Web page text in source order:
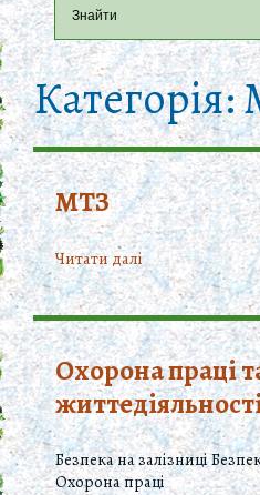
Категорія:
МТЗ
Читати далi
Охорона праці
Безпека на залізниці
Охорона праці